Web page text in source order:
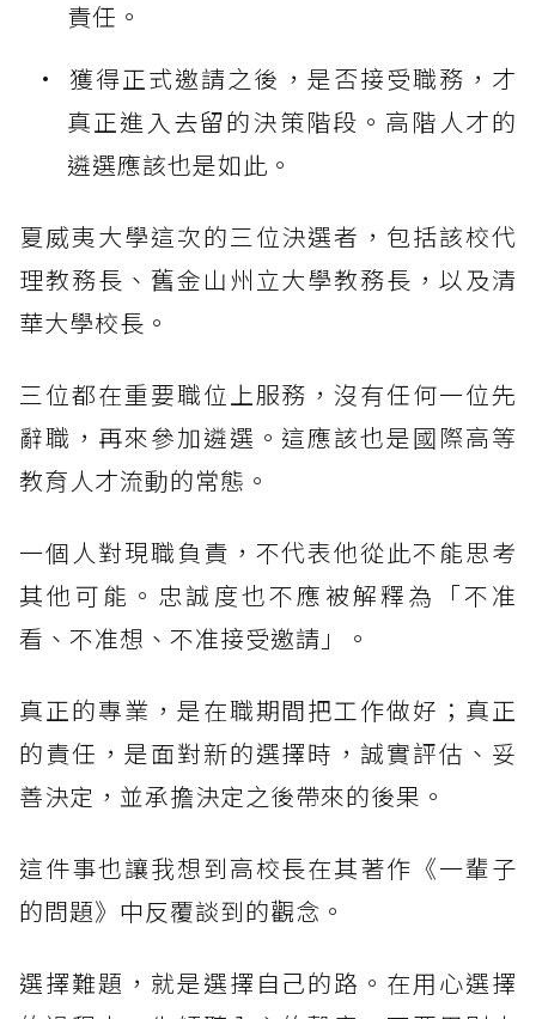
責任。
獲得正式邀請之後，是否接受職務，才
真正進入去留的決策階段。高階人才的
遴選應該也是如此。
夏威夷大學這次的三位決選者，包括該校代
理教務長、舊金山州立大學教務長，以及清
華大學校長。
三位都在重要職位上服務，沒有任何一位先
辭職，再來參加遴選。這應該也是國際高等
教育人才流動的常態。
一個人對現職負責，不代表他從此不能思考
其他可能。忠誠度也不應被解釋為「不准
看、不准想、不准接受邀請」。
真正的專業，是在職期間把工作做好；真正
的責任，是面對新的選擇時，誠實評估、妥
善決定，並承擔決定之後帶來的後果。
這件事也讓我想到高校長在其著作《一輩子
的問題》中反覆談到的觀念。
選擇難題，就是選擇自己的路。在用心選擇